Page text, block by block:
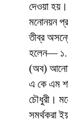
দেওয়া
মনোনয়ন
তীব্র
হলেন— ১.
(অব)
এ কে এম
চৌধুরী।
সমর্থকরা